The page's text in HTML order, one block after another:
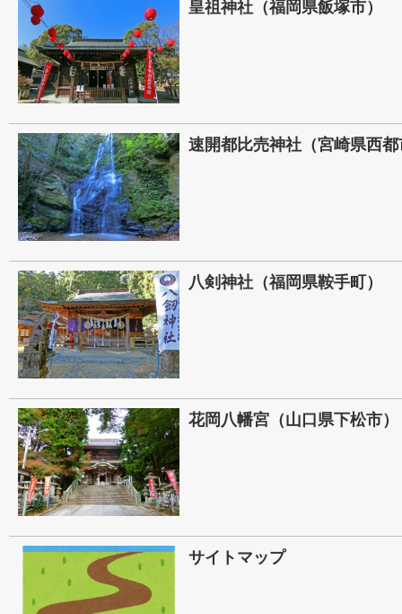
皇祖神社（福岡県飯塚市）
速開都比売神社（宮崎県西
八剣神社（福岡県鞍手町）
花岡八幡宮（山口県下松市）
サイトマップ